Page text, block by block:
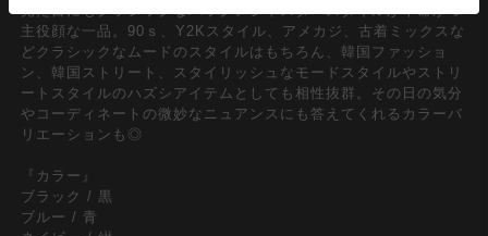
見た目にもクラシックなバックアジャスタースタイルが本命かつ
主役顔な一品。90ｓ、Y2Kスタイル、アメカジ、古着ミックスな
どクラシックなムードのスタイルはもちろん、韓国ファッショ
ン、韓国ストリート、スタイリッシュなモードスタイルやストリ
ートスタイルのハズシアイテムとしても相性抜群。その日の気分
やコーディネートの微妙なニュアンスにも答えてくれるカラーバ
リエーションも◎
『カラー』
ブラック / 黒
ブルー / 青